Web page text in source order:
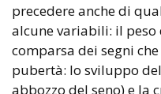
precedere anche di
alcune variabili: il
comparsa dei segni
pubertà: lo sviluppo
abbozzo del seno) e la